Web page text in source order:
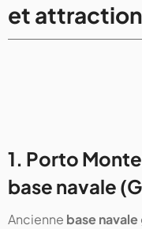
et
1. Porto
base navale
Ancienne base navale